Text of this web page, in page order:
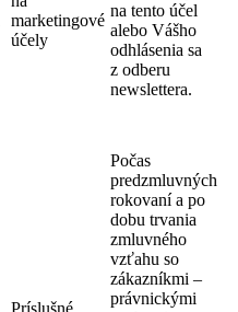
marketingové
účely
na tento účel
alebo Vášho
odhlásenia sa
z odberu
newslettera.
Príslušné
Počas
predzmluvných
rokovaní a po
dobu trvania
zmluvného
vzťahu so
zákazníkmi –
právnickými